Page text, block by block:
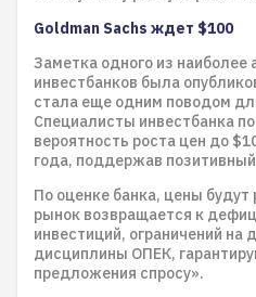
Goldman Sachs ждет $100
Заметка одного из наиболее
инвестбанков была
стала еще одним поводом
Специалисты инвестбанка
вероятность роста цен до
года, поддержав
По оценке банка, цены будут
рынок возвращается к
инвестиций, ограничений на
дисциплины ОПЕК,
предложения спросу».